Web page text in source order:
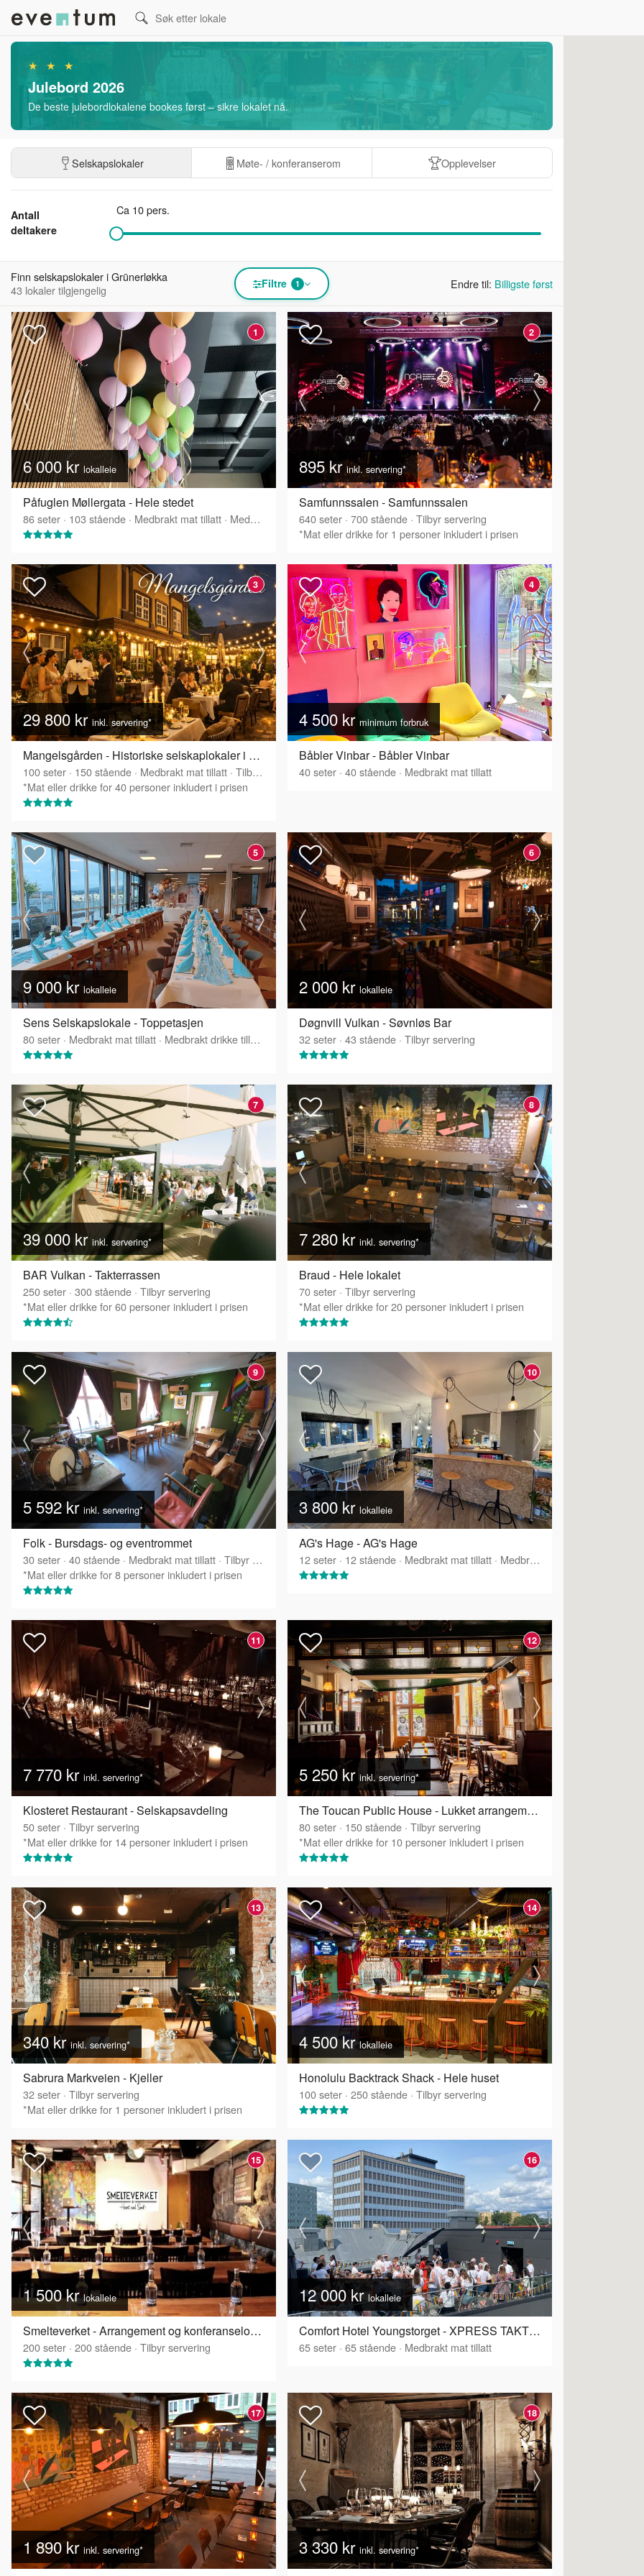
★ ★ ★
Julebord 2026
De beste julebordlokalene bookes først – sikre lokalet nå.
Selskapslokaler Møte- / konferanserom Opplevelser
Antall
deltakere
Ca 10 pers.
Finn selskapslokaler i Grünerløkka
43 lokaler tilgjengelig
Filtre 1 Endre til: Billigste først
1
6 000 krlokalleie
Påfuglen Møllergata - Hele stedet
86seter · 103 stående · Medbrakt mat tillatt · Medbrakt drikke tillatt ·Tilbyr servering
2
895 krinkl. servering*
Samfunnssalen - Samfunnssalen
640seter · 700stående · Tilbyr servering
*Mat eller drikke for 1 personer inkludert i prisen
3
29 800 kr inkl. servering*
Mangelsgården - Historiske selskaplokaler i Oslo sentrum
100seter · 150stående · Medbrakt mat tillatt · Tilbyr servering
*Mat eller drikke for 40 personer inkludert i prisen
4
4 500 krminimum forbruk
Båbler Vinbar - Båbler Vinbar
40seter · 40stående · Medbrakt mat tillatt
5
9 000 kr lokalleie
Sens Selskapslokale - Toppetasjen
80seter · Medbrakt mat tillatt · Medbrakt drikke tillatt Tilbyr servering
6
2 000 kr lokalleie
Døgnvill Vulkan - Søvnløs Bar
32seter · 43 stående · Tilbyr servering
7
39 000 kr inkl. servering*
BAR Vulkan - Takterrassen
250seter · 300stående · Tilbyr servering
*Mat eller drikke for 60 personer inkludert i prisen
8
7 280 kr inkl. servering*
Braud - Hele lokalet
70seter · Tilbyr servering
*Mat eller drikke for 20 personer inkludert i prisen
9
5 592 krinkl. servering*
Folk - Bursdags- og eventrommet
30seter · 40stående · Medbrakt mat tillatt · Tilbyr servering
*Mat eller drikke for 8 personer inkludert i prisen
10
3 800 kr lokalleie
AG's Hage - AG's Hage
12seter · 12stående · Medbrakt mat tillatt · Medbrakt drikke tillatt
11
7 770 kr inkl. servering*
Klosteret Restaurant - Selskapsavdeling
50seter · Tilbyr servering
*Mat eller drikke for 14 personer inkludert i prisen
12
5 250 krinkl. servering*
The Toucan Public House - Lukket arrangement for gruppe
80seter · 150stående · Tilbyr servering
*Mat eller drikke for 10 personer inkludert i prisen
13
340 krinkl. servering*
Sabrura Markveien - Kjeller
32seter · Tilbyr servering
*Mat eller drikke for 1 personer inkludert i prisen
14
4 500 krlokalleie
Honolulu Backtrack Shack - Hele huset
100seter · 250stående · Tilbyr servering
15
1 500 krlokalleie
Smelteverket - Arrangement og konferanselokale
200seter · 200stående · Tilbyr servering
16
12 000 krlokalleie
Comfort Hotel Youngstorget - XPRESS TAKTERRASSE
65seter · 65stående · Medbrakt mat tillatt
17
1 890 kr inkl. servering*
18
3 330 kr inkl. servering*